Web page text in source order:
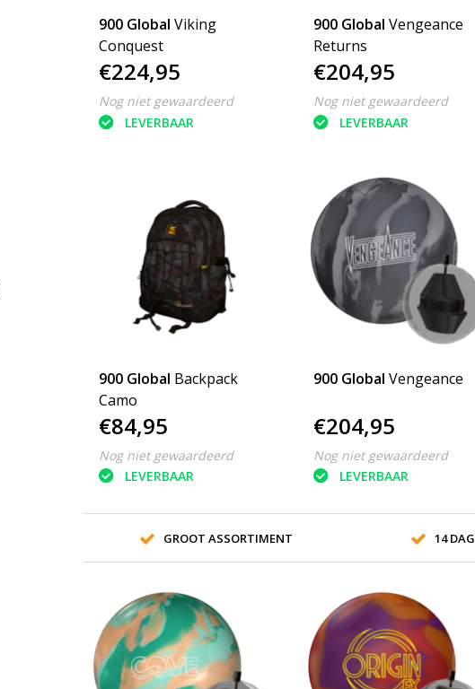
900 Global Viking
Conquest
€224,95
Nog niet gewaardeerd
LEVERBAAR
900 Global Vengeance
Returns
€204,95
Nog niet gewaardeerd
LEVERBAAR
900 Global Backpack
Camo
€84,95
Nog niet gewaardeerd
LEVERBAAR
900 Global Vengeance
€204,95
Nog niet gewaardeerd
LEVERBAAR
GROOT ASSORTIMENT 14